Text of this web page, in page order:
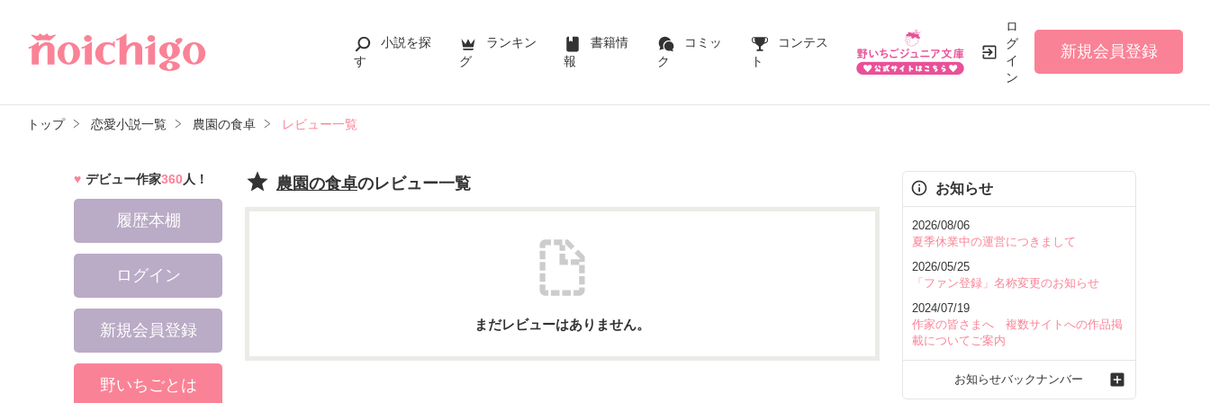
小説を探
す
ランキン
グ
書籍情
報
コミッ
ク
コンテス
ト
ロ
グ
イ
ン
新規会員登録
トップ 恋愛小説一覧 農園の食卓 レビュー一覧
農園の食卓のレビュー一覧
まだレビューはありません。
デビュー作家360人！
履歴本棚
ログイン
新規会員登録
野いちごとは
お知らせ
2026/08/06
夏季休業中の運営につきまして
2026/05/25
「ファン登録」名称変更のお知らせ
2024/07/19
作家の皆さまへ 複数サイトへの作品掲
載についてご案内
お知らせバックナンバー